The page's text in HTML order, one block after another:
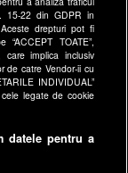
15-22 din GDPR in
drepturi pot fi
“ACCEPT TOATE”,
care implica inclusiv
de catre Vendor-ii cu
INDIVIDUAL”
legate de cookie
datele pentru a